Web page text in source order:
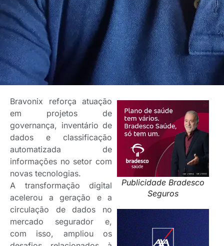
Publicidade Bradesco
Seguros
Bravonix reforça atuação
em projetos de
governança, inventário de
dados e classificação
automatizada de
informações no setor com
novas tecnologias.
A transformação digital
acelerou a geração e a
circulação de dados no
mercado segurador e,
com isso, ampliou os